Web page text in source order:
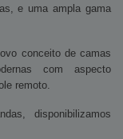
e uma ampla gama
conceito de camas
com aspecto
remoto.
disponibilizamos